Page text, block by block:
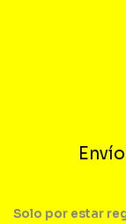
Solo por estar